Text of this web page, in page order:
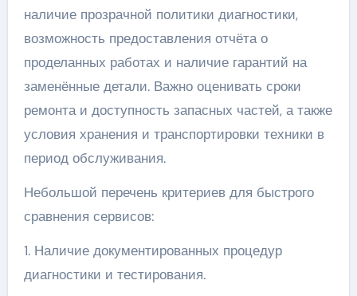
наличие прозрачной политики диагностики,
возможность предоставления отчёта о
проделанных работах и наличие гарантий на
заменённые детали. Важно оценивать сроки
ремонта и доступность запасных частей, а также
условия хранения и транспортировки техники в
период обслуживания.
Небольшой перечень критериев для быстрого
сравнения сервисов:
1. Наличие документированных процедур
диагностики и тестирования.